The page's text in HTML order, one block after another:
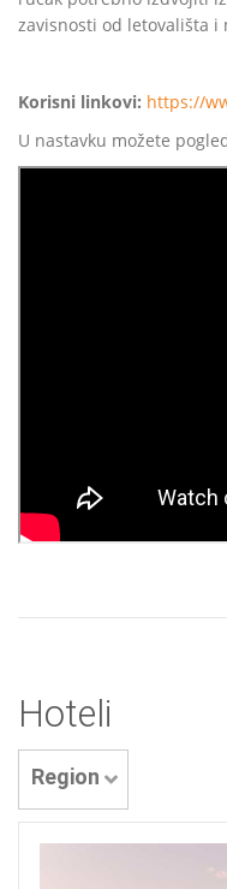
zavisnosti od letovališta i
Korisni linkovi: https://
U nastavku možete
Hoteli
Region